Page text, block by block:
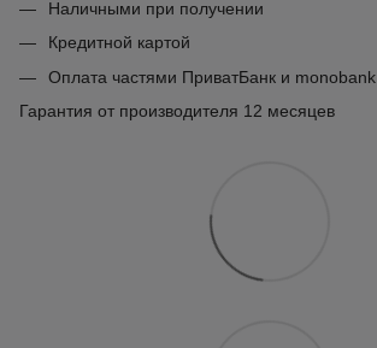
Наличными при получении
Кредитной картой
Оплата частями ПриватБанк и monobank
Гарантия от производителя 12 месяцев